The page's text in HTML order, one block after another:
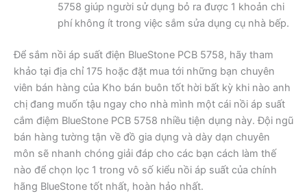
5758 giúp người sử dụng bỏ ra được 1 khoản chi
phí không ít trong việc sắm sửa dụng cụ nhà bếp.
Để sắm nồi áp suất điện BlueStone PCB 5758, hãy tham
khảo tại địa chỉ 175 hoặc đặt mua tới những bạn chuyên
viên bán hàng của Kho bán buôn tốt hời bất kỳ khi nào anh
chị đang muốn tậu ngay cho nhà mình một cái nồi áp suất
cắm điệm BlueStone PCB 5758 nhiều tiện dụng này. Đội ngũ
bán hàng tường tận về đồ gia dụng và dày dạn chuyên
môn sẽ nhanh chóng giải đáp cho các bạn cách làm thế
nào để chọn lọc 1 trong vô số kiểu nồi áp suất của chính
hãng BlueStone tốt nhất, hoàn hảo nhất.